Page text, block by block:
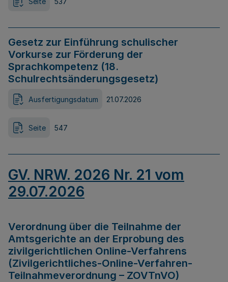
Gesetz zur Einführung schulischer
Vorkurse zur Förderung der
Sprachkompetenz (18.
Schulrechtsänderungsgesetz)
Ausfertigungsdatum 21.07.2026
Seite 547
GV. NRW. 2026 Nr. 21 vom
29.07.2026
Verordnung über die Teilnahme der
Amtsgerichte an der Erprobung des
zivilgerichtlichen Online-Verfahrens
(Zivilgerichtliches-Online-Verfahren-
Teilnahmeverordnung – ZOVTnVO)